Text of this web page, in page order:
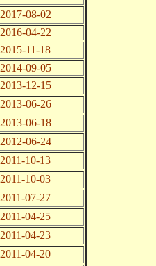
2017-08-02
2016-04-22
2015-11-18
2014-09-05
2013-12-15
2013-06-26
2013-06-18
2012-06-24
2011-10-13
2011-10-03
2011-07-27
2011-04-25
2011-04-23
2011-04-20